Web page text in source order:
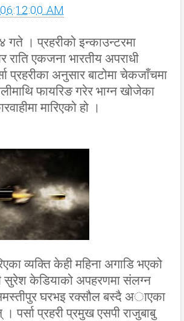
AM
। प्रहरीको इन्काउन्टरमा
राति एकजना भारतीय अपराधी
प्रहरीका अनुसार बाटोमा चेकजाँचमा
फायरिङ गरेर भाग्न खोजेका
मारिएको हो ।
व्यक्ति केही महिना अगाडि भएको
सुरेश केडियाको अपहरणमा संलग्न
समस्तीपुर घरभइ रक्सौल बस्दै अाएका
पर्सा प्रहरी प्रमुख एसपी राजुबाबु